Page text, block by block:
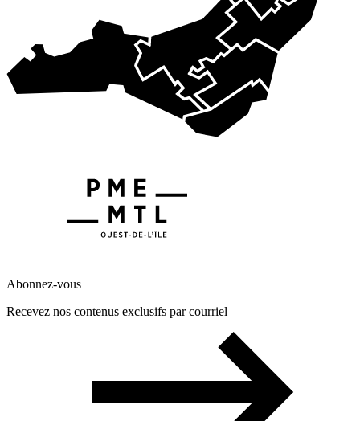
Abonnez-vous
Recevez nos contenus exclusifs par courriel